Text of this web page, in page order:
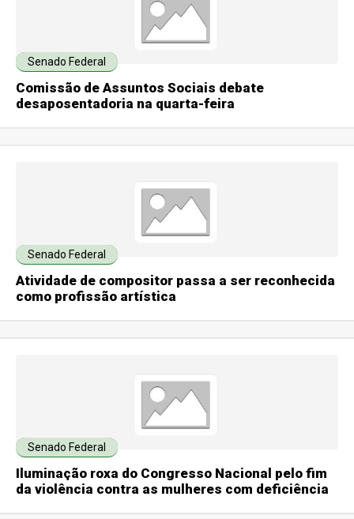
Senado Federal
Comissão de Assuntos Sociais debate
desaposentadoria na quarta-feira
Senado Federal
Atividade de compositor passa a ser reconhecida
como profissão artística
Senado Federal
Iluminação roxa do Congresso Nacional pelo fim
da violência contra as mulheres com deficiência